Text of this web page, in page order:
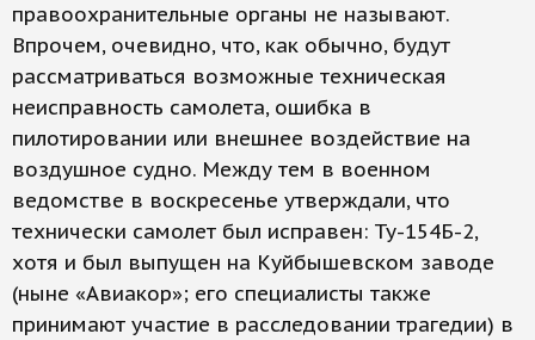
правоохранительные органы не называют.
Впрочем, очевидно, что, как обычно, будут
рассматриваться возможные техническая
неисправность самолета, ошибка в
пилотировании или внешнее воздействие на
воздушное судно. Между тем в военном
ведомстве в воскресенье утверждали, что
технически самолет был исправен: Ту-154Б-2,
хотя и был выпущен на Куйбышевском заводе
(ныне «Авиакор»; его специалисты также
принимают участие в расследовании трагедии) в